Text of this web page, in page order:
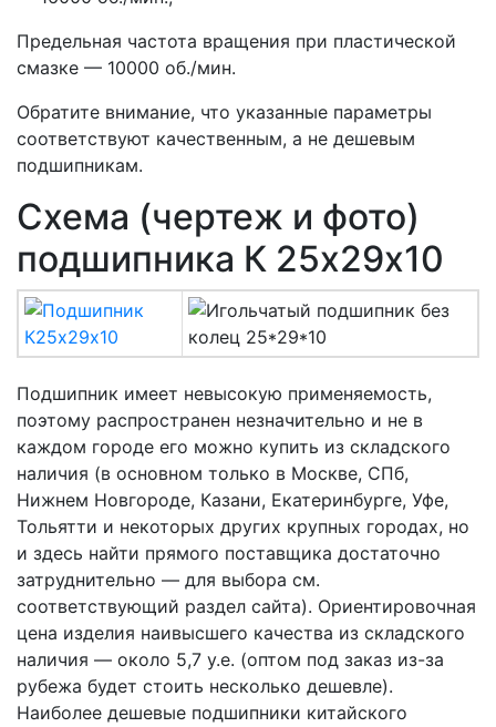
Предельная частота вращения при пластической
смазке — 10000 об./мин.
Обратите внимание, что указанные параметры
соответствуют качественным, а не дешевым
подшипникам.
Схема (чертеж и фото)
подшипника К 25х29х10
Подшипник имеет невысокую применяемость,
поэтому распространен незначительно и не в
каждом городе его можно купить из складского
наличия (в основном только в Москве, СПб,
Нижнем Новгороде, Казани, Екатеринбурге, Уфе,
Тольятти и некоторых других крупных городах, но
и здесь найти прямого поставщика достаточно
затруднительно — для выбора см.
соответствующий раздел сайта). Ориентировочная
цена изделия наивысшего качества из складского
наличия — около 5,7 у.е. (оптом под заказ из-за
рубежа будет стоить несколько дешевле).
Наиболее дешевые подшипники китайского